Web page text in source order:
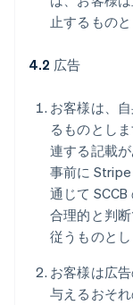
止するものと
4.2 広告
お客様は、
るものとし
連する記載
事前に
通じて
合理的と判
従うものとし
お客様は広
与えるおそ